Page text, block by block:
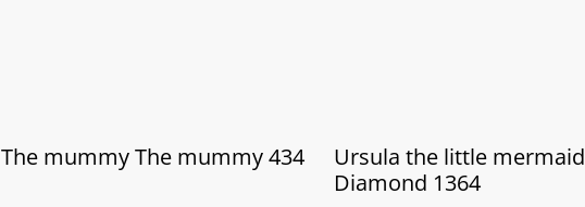
The mummy The mummy 434
Ursula the little mermaid
Diamond 1364